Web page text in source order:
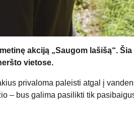
akciją „Saugom lašišą“. Šia
vietose.
privaloma paleisti atgal į
– bus galima pasilikti tik